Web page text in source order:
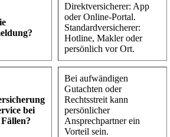
Direktversicherer: App
oder Online‑Portal.
Standardversicherer:
Hotline, Makler oder
persönlich vor Ort.
bei
Bei aufwändigen
Gutachten oder
Rechtsstreit kann
persönlicher
Ansprechpartner ein
Vorteil sein.